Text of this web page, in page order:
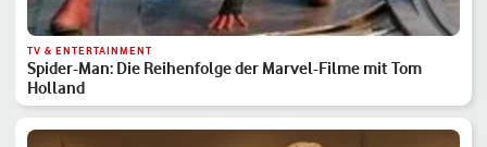
TV & ENTERTAINMENT
Spider-Man: Die Reihenfolge der Marvel-Filme mit Tom
Holland